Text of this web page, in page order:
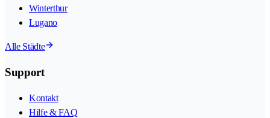
Winterthur
Lugano
Alle Städte
Support
Kontakt
Hilfe & FAQ